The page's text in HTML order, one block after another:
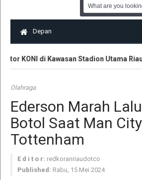
Depan
KONI di Kawasan Stadion Utama Riau
Olahraga
Ederson Marah
Botol Saat Man
Tottenham
E d i t o r: redkoranriaudotco
Published: Rabu, 15 Mei 2024